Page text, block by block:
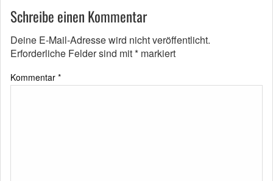
Schreibe einen Kommentar
Deine E-Mail-Adresse wird nicht veröffentlicht.
Erforderliche Felder sind mit* markiert
Kommentar *